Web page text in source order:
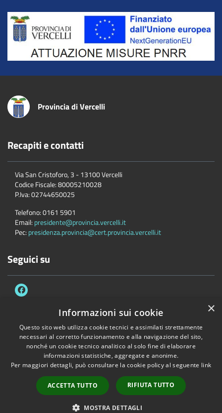
Title
Provincia di Vercelli
Recapiti e contatti
Via San Cristoforo, 3 - 13100 Vercelli
Codice Fiscale:80005210028
P.Iva:02744650025
Telefono:0161 5901
Email: presidente@provincia.vercelli.it
Pec: presidenza.provincia@cert.provincia.vercelli.it
Seguici su
Accessibilità Privacy Cookie
Mappa del sito
Dichiarazione di accessibilità e meccanismo di feedback
Link Utili
Copyright © 2026 • Provincia di Vercelli • Powered byMunicipium•
×
Informazioni sui cookie
Questo sito web utilizza cookie tecnici e assimilati strettamente
necessari al corretto funzionamento e alla navigazione del sito,
nonché un cookie tecnico analitico al solo fine di elaborare
informazioni statistiche, aggregate e anonime.
Per maggiori dettagli, può consultare la cookie policy al seguente link
ACCETTA TUTTO RIFIUTA TUTTO
MOSTRA DETTAGLI